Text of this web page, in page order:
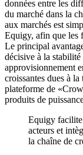
données entre les
du marché dans la
aux marchés est
Equigy, afin que les
Le principal
décisive à la stabilité
approvisionnement
croissantes dues à
plateforme de
produits de
Equigy facilite
acteurs et
la chaîne de